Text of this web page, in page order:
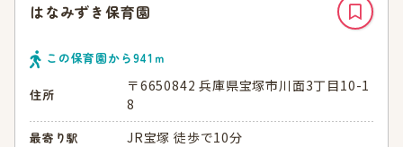
はなみずき保育園
この保育園から941 ｍ
住所
〒6650842 兵庫県宝塚市川面3丁目10-1
8
最寄り駅 JR宝塚 徒歩で10分